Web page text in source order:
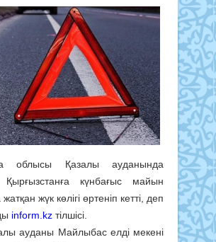
облысы Қазалы ауданында
Қырғызстанға күнбағыс майын
жүк көлігі өртеніп кетті, деп
inform.kz тілшісі.
ауданы Майлыбас елді мекені